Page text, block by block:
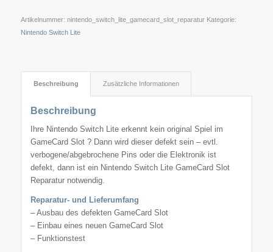
Artikelnummer: nintendo_switch_lite_gamecard_slot_reparatur Kategorie:
Nintendo Switch Lite
Beschreibung Zusätzliche Informationen
Beschreibung
Ihre Nintendo Switch Lite erkennt kein original Spiel im
GameCard Slot ? Dann wird dieser defekt sein – evtl.
verbogene/abgebrochene Pins oder die Elektronik ist
defekt, dann ist ein Nintendo Switch Lite GameCard Slot
Reparatur notwendig.
Reparatur- und Lieferumfang
– Ausbau des defekten GameCard Slot
– Einbau eines neuen GameCard Slot
– Funktionstest